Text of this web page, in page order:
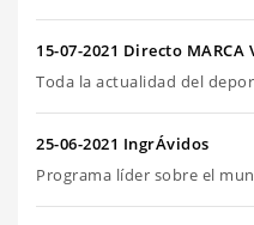
15-07-2021 Directo
Toda la actualidad del
25-06-2021 IngrÁvidos
Programa líder sobre el